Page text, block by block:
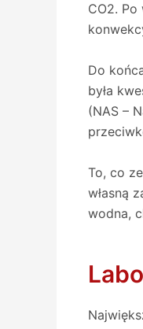
CO2.
Do
była
(NAS –
To, co
własną
wodna,